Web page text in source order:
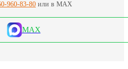
960-83-80 или в MAX
MAX